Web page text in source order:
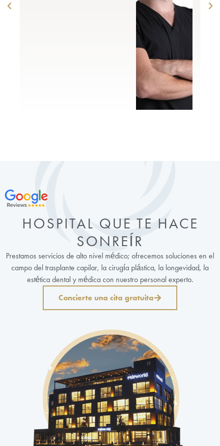
HOSPITAL QUE TE HACE
SONREÍR
Prestamos servicios de alto nivel médico; ofrecemos soluciones en el
campo del trasplante capilar, la cirugía plástica, la longevidad, la
estética dental y médica con nuestro personal experto.
Concierte una cita gratuita